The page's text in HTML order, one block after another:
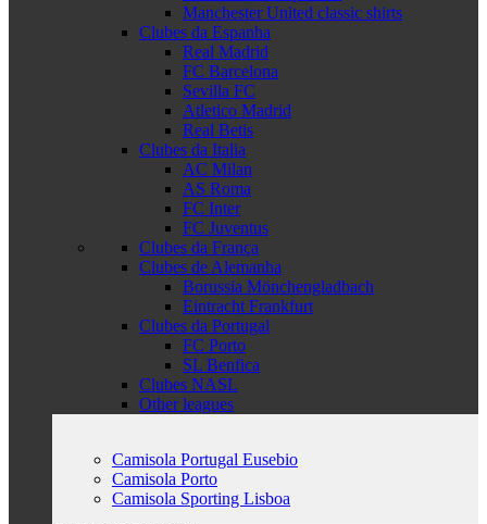
Manchester United classic shirts
Clubes da Espanha
Real Madrid
FC Barcelona
Sevilla FC
Atletico Madrid
Real Betis
Clubes da Italia
AC Milan
AS Roma
FC Inter
FC Juventus
Clubes da França
Clubes de Alemanha
Borussia Mönchengladbach
Eintracht Frankfurt
Clubes da Portugal
FC Porto
SL Benfica
Clubes NASL
Other leagues
Camisola Portugal Eusebio
Camisola Porto
Camisola Sporting Lisboa